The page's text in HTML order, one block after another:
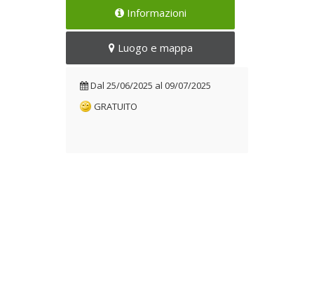
Mostra dell’Artista Salvatore
Dal 25/06/2025 al
09/07/2025
Informazioni
Luogo e mappa
Dal 25/06/2025 al 09/07/2025
GRATUITO